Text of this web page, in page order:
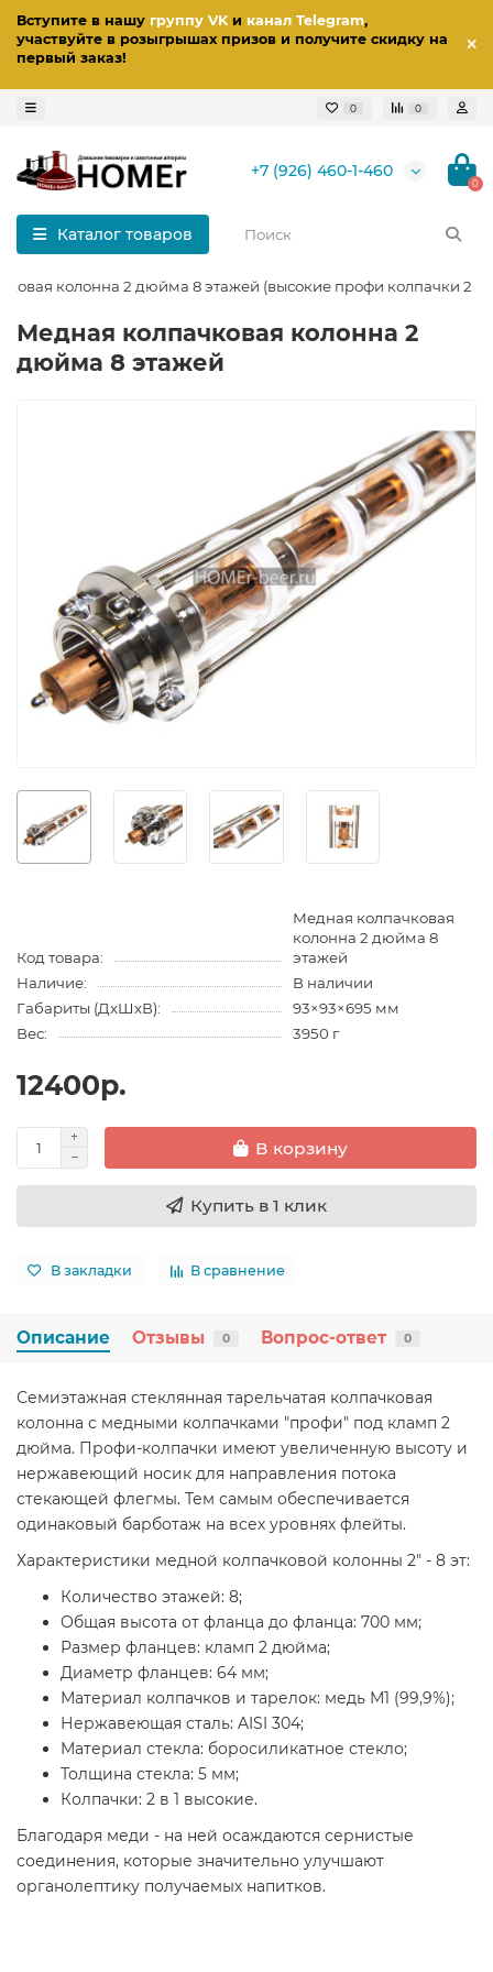
Вступите в нашу группу VKи канал Telegram,
участвуйте в розыгрышах призов и получите скидку на
первый заказ!
0 0
+7 (926) 460-1-460
0
Каталог товаров
колонна 2 дюйма 8 этажей (высокие профи колпачки 2 в
Медная колпачковая колонна 2
дюйма 8 этажей
Код товара:
Медная колпачковая
колонна 2 дюйма 8
этажей
Наличие:
В наличии
Габариты (ДхШхВ):
93×93×695 мм
Вес:
3950 г
12400р.
В корзину
Купить в 1 клик
В закладки В сравнение
Описание Отзывы 0 Вопрос-ответ 0
Семиэтажная стеклянная тарельчатая колпачковая
колонна с медными колпачками "профи" под кламп 2
дюйма. Профи-колпачки имеют увеличенную высоту и
нержавеющий носик для направления потока
стекающей флегмы. Тем самым обеспечивается
одинаковый барботаж на всех уровнях флейты.
Характеристики медной колпачковой колонны 2" - 8 эт:
Количество этажей: 8;
Общая высота от фланца до фланца: 700 мм;
Размер фланцев: кламп 2 дюйма;
Диаметр фланцев: 64 мм;
Материал колпачков и тарелок: медь М1 (99,9%);
Нержавеющая сталь: AISI 304;
Материал стекла: боросиликатное стекло;
Толщина стекла: 5 мм;
Колпачки: 2 в 1 высокие.
Благодаря меди - на ней осаждаются сернистые
соединения, которые значительно улучшают
органолептику получаемых напитков.